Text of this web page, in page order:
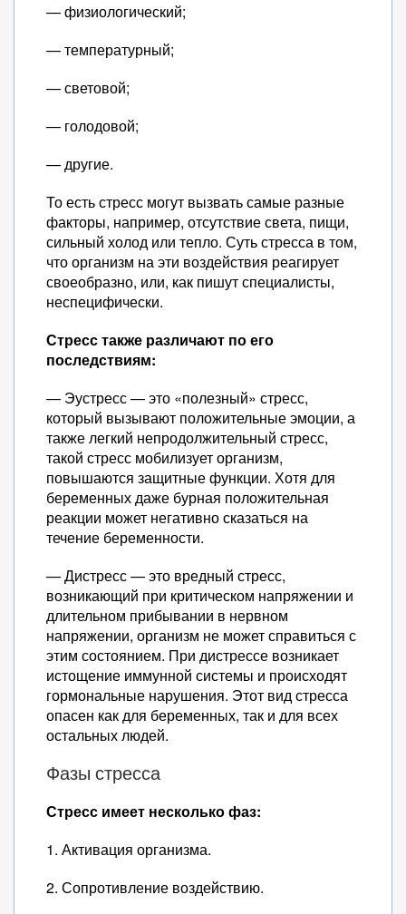
— физиологический;
— температурный;
— световой;
— голодовой;
— другие.
То есть стресс могут вызвать самые разные
факторы, например, отсутствие света, пищи,
сильный холод или тепло. Суть стресса в том,
что организм на эти воздействия реагирует
своеобразно, или, как пишут специалисты,
неспецифически.
Стресс также различают по его
последствиям:
— Эустресс — это «полезный» стресс,
который вызывают положительные эмоции, а
также легкий непродолжительный стресс,
такой стресс мобилизует организм,
повышаются защитные функции. Хотя для
беременных даже бурная положительная
реакции может негативно сказаться на
течение беременности.
— Дистресс — это вредный стресс,
возникающий при критическом напряжении и
длительном прибывании в нервном
напряжении, организм не может справиться с
этим состоянием. При дистрессе возникает
истощение иммунной системы и происходят
гормональные нарушения. Этот вид стресса
опасен как для беременных, так и для всех
остальных людей.
Фазы стресса
Стресс имеет несколько фаз:
1. Активация организма.
2. Сопротивление воздействию.